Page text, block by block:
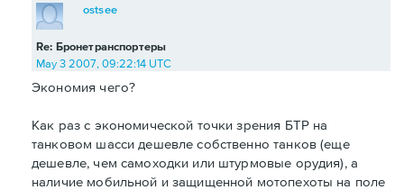
Re: Бронетранспортеры
ostsee
May 3 2007, 09:22:14 UTC
Экономия чего?
Как раз с экономической точки зрения БТР на
танковом шасси дешевле собственно танков (еще
дешевле, чем самоходки или штурмовые орудия), а
наличие мобильной и защищенной мотопехоты на поле